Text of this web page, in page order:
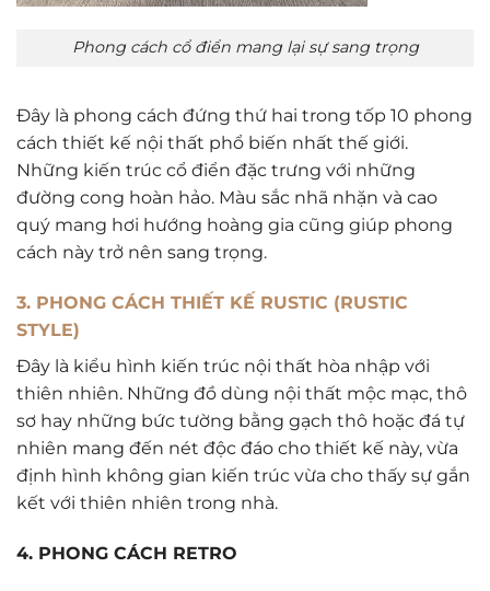
Phong cách cổ điển mang lại sự sang trọng
Đây là phong cách đứng thứ hai trong tốp 10 phong
cách thiết kế nội thất phổ biến nhất thế giới.
Những kiến trúc cổ điển đặc trưng với những
đường cong hoàn hảo. Màu sắc nhã nhặn và cao
quý mang hơi hướng hoàng gia cũng giúp phong
cách này trở nên sang trọng.
3. PHONG CÁCH THIẾT KẾ RUSTIC (RUSTIC
STYLE)
Đây là kiểu hình kiến trúc nội thất hòa nhập với
thiên nhiên. Những đồ dùng nội thất mộc mạc, thô
sơ hay những bức tường bằng gạch thô hoặc đá tự
nhiên mang đến nét độc đáo cho thiết kế này, vừa
định hình không gian kiến trúc vừa cho thấy sự gắn
kết với thiên nhiên trong nhà.
4. PHONG CÁCH RETRO